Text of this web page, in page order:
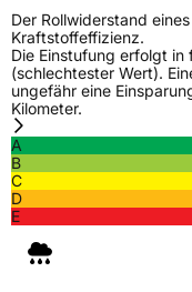
Herstellerkontakt
Verantwortliche
in der EU
SHG
China,
Der Rollwiderstand
Kraftstoffeffizienz.
Die Einstufung erfolgt in
(schlechtester Wert).
ungefähr eine
Kilometer.
A
B
C
D
E